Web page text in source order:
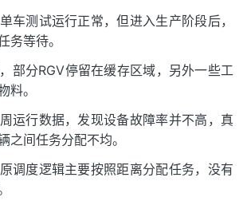
车测试运行正常，但进入生产阶段后，
务等待。
部分RGV停留在缓存区域，另外一些工
料。
运行数据，发现设备故障率并不高，真
之间任务分配不均。
调度逻辑主要按照距离分配任务，没有